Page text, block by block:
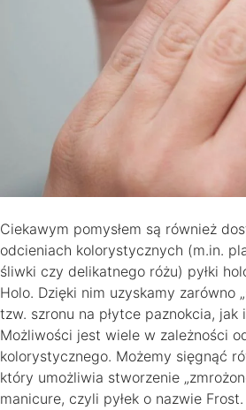
Ciekawym pomysłem są również
odcieniach kolorystycznych (m.in.
śliwki czy delikatnego różu) pyłki
Holo. Dzięki nim uzyskamy zarówno
tzw. szronu na płytce paznokcia, jak
Możliwości jest wiele w zależności
kolorystycznego. Możemy sięgnąć
który umożliwia stworzenie
manicure, czyli pyłek o nazwie Frost.